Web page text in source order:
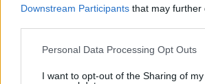
Downstream Participants that may further
Please note that this website/app uses
not limited to your visit or usage
Personal Data Processing Opt Outs
I want to opt-out of the Sharing of my
διαμαρτυρόμενου μέλους του
πρωτοβουλία θετικά